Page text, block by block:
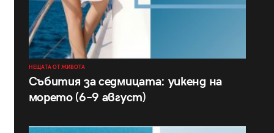
НЕЩАТА ОТ ЖИВОТА
Събития за седмицата: уикенд на
морето (6–9 август)